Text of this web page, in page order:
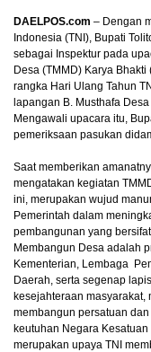
DAELPOS.com – Dengan
Indonesia (TNI), Bupati
sebagai Inspektur pada
Desa (TMMD) Karya
rangka Hari Ulang Tahun
lapangan B. Musthafa
Mengawali upacara itu,
pemeriksaan pasukan
Saat memberikan
mengatakan kegiatan
ini, merupakan wujud
Pemerintah dalam
pembangunan yang
Membangun Desa adalah
Kementerian, Lembaga
Daerah, serta segenap
kesejahteraan masyarakat,
membangun persatuan
keutuhan Negara
merupakan upaya TNI